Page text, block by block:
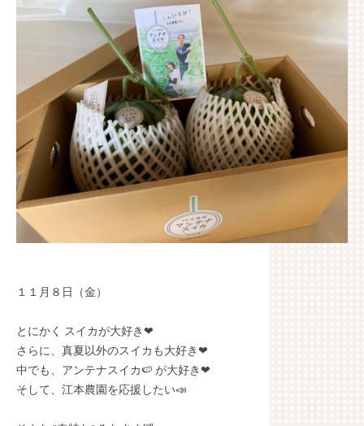
１１月８日（金）
とにかく スイカが大好き❤
さらに、真夏以外のスイカも大好き❤
中でも、アンテナスイカ🍉 が大好き❤
そして、江本農園を応援したい📣